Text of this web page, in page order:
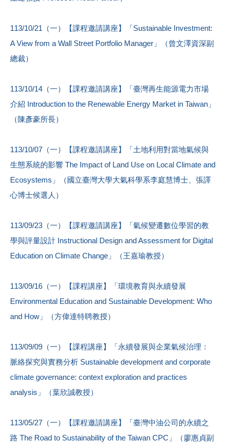
113/10/21（一）【課程邀請講座】「Sustainable Investment:
A View from a Wall Street Portfolio Manager」（曾文澤資深副
總裁）
113/10/14（一）【課程邀請講座】「臺灣再生能源電力市場
介紹 Introduction to the Renewable Energy Market in Taiwan」
（陳彥豪所長）
113/10/07（一）【課程邀請講座】「土地利用對當地氣候與
生態系統的影響 The Impact of Land Use on Local Climate and
Ecosystems」（國立臺灣大學大氣科學系李庭慧博士、張譯
心博士候選人）
113/09/23（一）【課程邀請講座】「氣候變遷數位學習的教
學與評量設計 Instructional Design and Assessment for Digital
Education on Climate Change」（王嘉瑜教授）
113/09/16（一）【課程講座】「環境教育與永續發展
Environmental Education and Sustainable Development: Who
and How」（方偉達特聘教授）
113/09/09（一）【課程講座】「永續發展與企業氣候治理：
脈絡探究與實務分析 Sustainable development and corporate
climate governance: context exploration and practices
analysis」（葉欣誠教授）
113/05/27（一）【課程邀請講座】「臺灣中油公司的永續之
路 The Road to Sustainability of the Taiwan CPC」（廖惠貞副